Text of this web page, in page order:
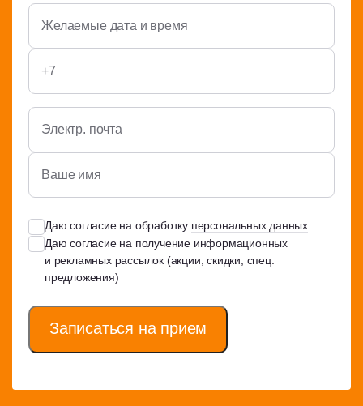
Даю согласие на обработку персональных данных
Даю согласие на получение информационных
и рекламных рассылок (акции, скидки, спец.
предложения)
Записаться на прием